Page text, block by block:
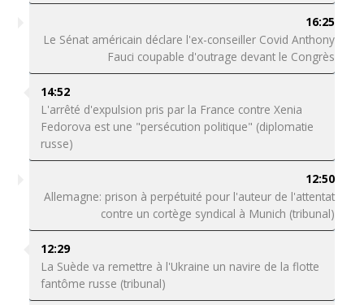
16:25
Le Sénat américain déclare l'ex-conseiller Covid Anthony
Fauci coupable d'outrage devant le Congrès
14:52
L'arrêté d'expulsion pris par la France contre Xenia
Fedorova est une "persécution politique" (diplomatie
russe)
12:50
Allemagne: prison à perpétuité pour l'auteur de l'attentat
contre un cortège syndical à Munich (tribunal)
12:29
La Suède va remettre à l'Ukraine un navire de la flotte
fantôme russe (tribunal)